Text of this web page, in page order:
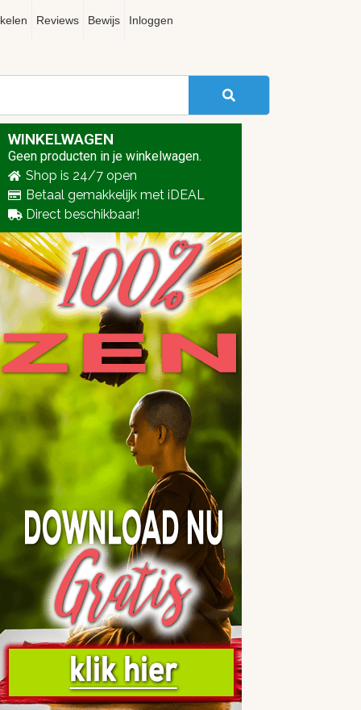
Reviews Bewijs Inloggen
WINKELWAGEN
Geen producten in je winkelwagen.
Shop is 24/7 open
Betaal gemakkelijk met iDEAL
Direct beschikbaar!